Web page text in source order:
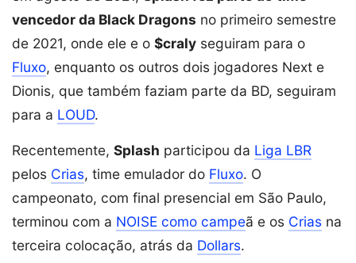
vencedor da Black Dragons no primeiro semestre
de 2021, onde ele e o $craly seguiram para o
Fluxo, enquanto os outros dois jogadores Next e
Dionis, que também faziam parte da BD, seguiram
para a LOUD.
Recentemente, Splash participou da Liga LBR
pelos Crias, time emulador do Fluxo. O
campeonato, com final presencial em São Paulo,
terminou com a NOISE como campeã e os Crias na
terceira colocação, atrás da Dollars.